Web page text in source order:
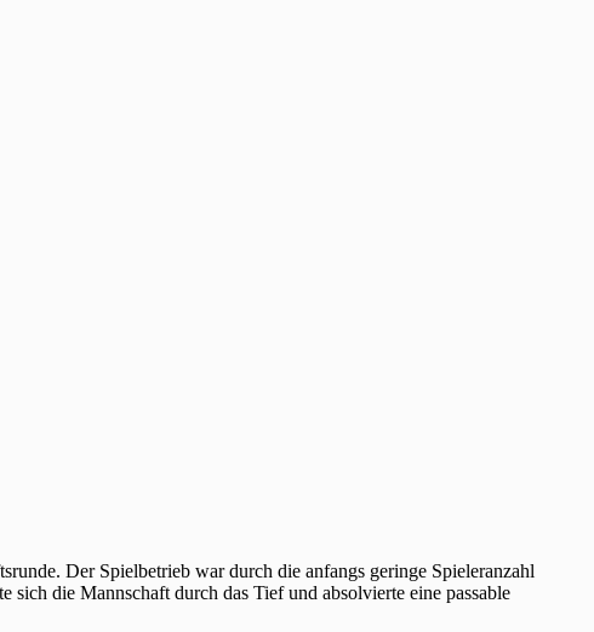
Der Spielbetrieb war durch die anfangs geringe Spieleranzahl
sich die Mannschaft durch das Tief und absolvierte eine passable